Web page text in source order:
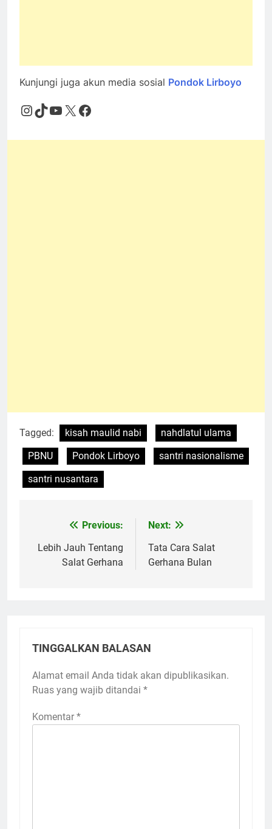
Kunjungi juga akun media sosial Pondok Lirboyo
Instagram
TikTok
YouTube
X Facebook
Tagged: kisah maulid nabi
nahdlatul ulama
PBNU
Pondok Lirboyo
santri nasionalisme
santri nusantara
Navigasi
pos
Previous:
Lebih Jauh Tentang
Salat Gerhana
Next:
Tata Cara Salat
Gerhana Bulan
TINGGALKAN BALASAN
Alamat email Anda tidak akan dipublikasikan.
Ruas yang wajib ditandai *
Komentar *